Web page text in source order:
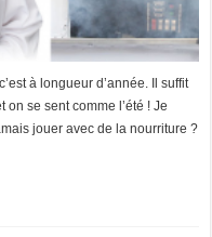
à longueur d’année. Il suffit
se sent comme l’été ! Je
jouer avec de la nourriture ?